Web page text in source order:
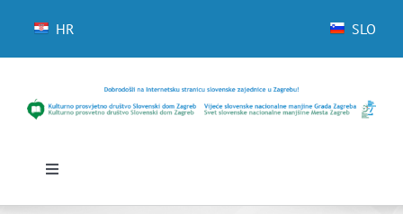
HR SLO
Toggle
Početna